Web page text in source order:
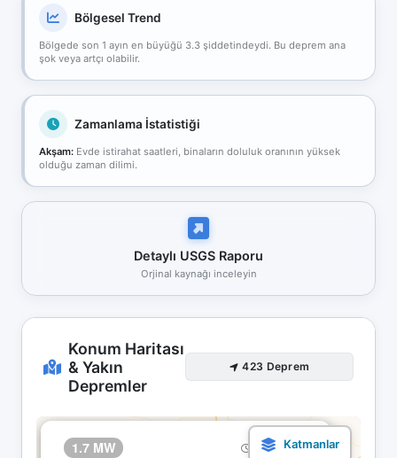
Bölgesel Trend
Bölgede son 1 ayın en büyüğü 3.3 şiddetindeydi. Bu deprem ana
şok veya artçı olabilir.
Zamanlama İstatistiği
Akşam: Evde istirahat saatleri, binaların doluluk oranının yüksek
olduğu zaman dilimi.
Detaylı USGS Raporu
Orjinal kaynağı inceleyin
Konum Haritası
& Yakın
Depremler
423 Deprem
1.7 MW 17.04 18:26
×